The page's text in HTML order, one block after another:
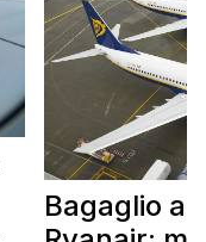
Bagaglio a